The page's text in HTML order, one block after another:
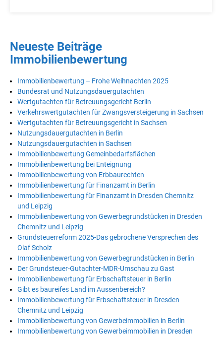
Neueste Beiträge
Immobilienbewertung
Immobilienbewertung – Frohe Weihnachten 2025
Bundesrat und Nutzungsdauergutachten
Wertgutachten für Betreuungsgericht Berlin
Verkehrswertgutachten für Zwangsversteigerung in Sachsen
Wertgutachten für Betreuungsgericht in Sachsen
Nutzungsdauergutachten in Berlin
Nutzungsdauergutachten in Sachsen
Immobilienbewertung Gemeinbedarfsflächen
Immobilienbewertung bei Enteignung
Immobilienbewertung von Erbbaurechten
Immobilienbewertung für Finanzamt in Berlin
Immobilienbewertung für Finanzamt in Dresden Chemnitz
und Leipzig
Immobilienbewertung von Gewerbegrundstücken in Dresden
Chemnitz und Leipzig
Grundsteuerreform 2025-Das gebrochene Versprechen des
Olaf Scholz
Immobilienbewertung von Gewerbegrundstücken in Berlin
Der Grundsteuer-Gutachter-MDR-Umschau zu Gast
Immobilienbewertung für Erbschaftsteuer in Berlin
Gibt es baureifes Land im Aussenbereich?
Immobilienbewertung für Erbschaftsteuer in Dresden
Chemnitz und Leipzig
Immobilienbewertung von Gewerbeimmobilien in Berlin
Immobilienbewertung von Gewerbeimmobilien in Dresden